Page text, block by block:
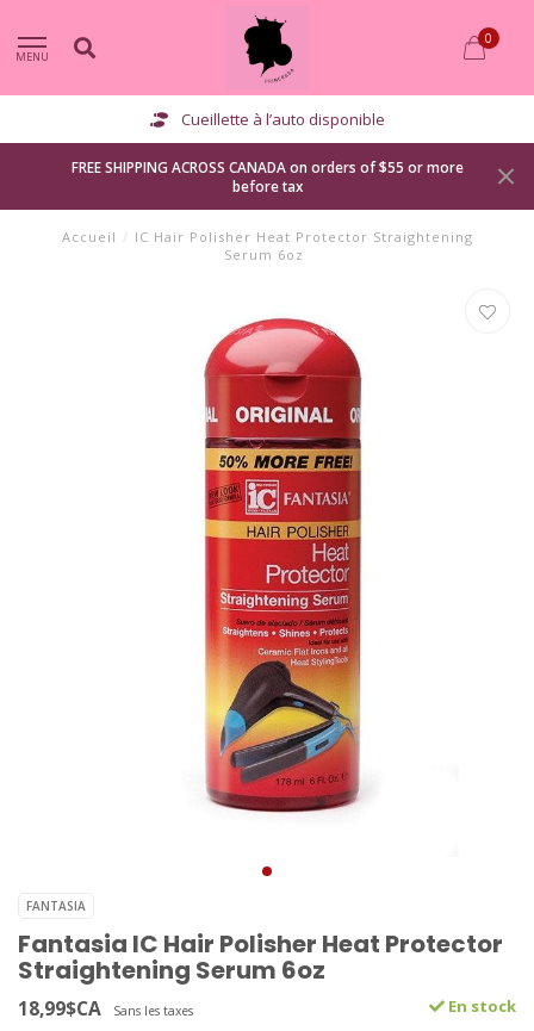
MENU
0
Cueillette à l’auto disponible
FREE SHIPPING ACROSS CANADA on orders of $55 or more
before tax
Accueil / IC Hair Polisher Heat Protector Straightening
Serum 6oz
FANTASIA
Fantasia IC Hair Polisher Heat Protector
Straightening Serum 6oz
18,99$CA Sans les taxes En stock